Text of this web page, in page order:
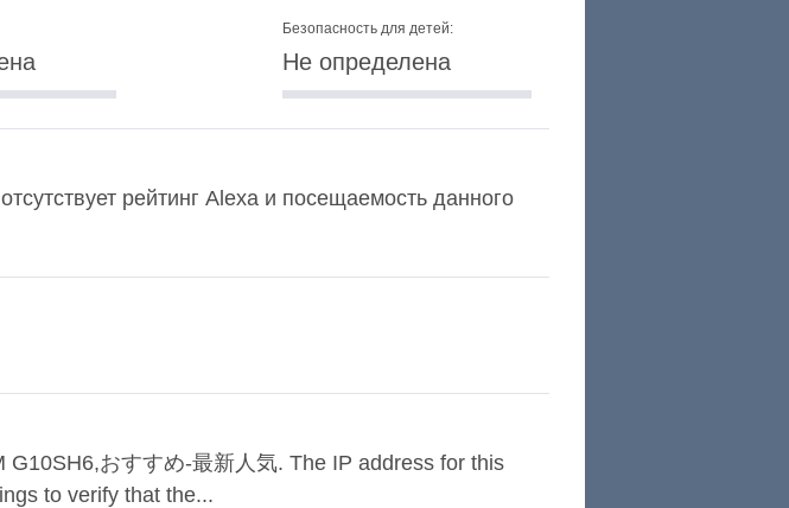
Безопасность для детей:
Не определена
рейтинг Alexa и посещаемость данного
おすすめ-最新人気. The IP address for this
to verify that the...